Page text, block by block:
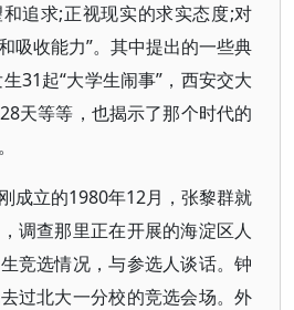
追求;正视现实的求实态度;对
吸收能力”。其中提出的一些典
31起“大学生闹事”，西安交大
天等等，也揭示了那个时代的
成立的1980年12月，张黎群就
调查那里正在开展的海淀区人
竞选情况，与参选人谈话。钟
过北大一分校的竞选会场。外